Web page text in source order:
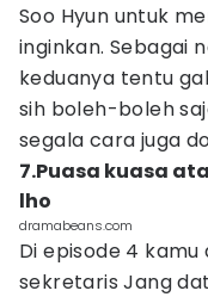
Soo Hyun untuk
inginkan. Sebagai
keduanya tentu
sih boleh-boleh
segala cara juga
7.Puasa kuasa
lho
dramabeans.com
Di episode 4
sekretaris Jang